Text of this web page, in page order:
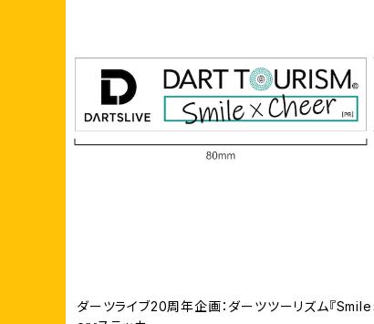
ダーツライブ20周年企画：ダーツツーリズム『